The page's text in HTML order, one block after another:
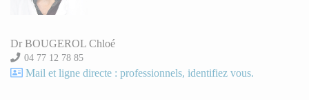
Dr BOUGEROL Chloé
04 77 12 78 85
Mail et ligne directe : professionnels, identifiez vous.